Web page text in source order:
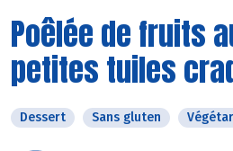
Poêlée de fruits
petites tuiles
Dessert Sans gluten